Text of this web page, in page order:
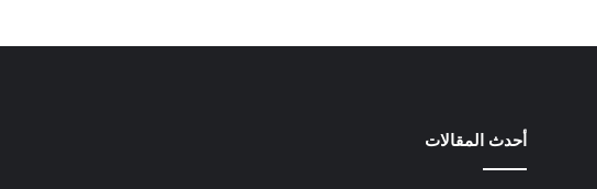
أحدث المقالات